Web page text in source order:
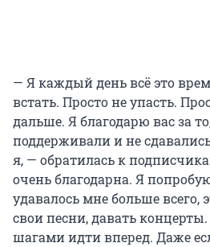
— Я каждый день всё это
встать. Просто не упасть.
дальше. Я благодарю вас за
поддерживали и не
я, — обратилась к
очень благодарна. Я
удавалось мне больше всего,
свои песни, давать
шагами идти вперед. Даже